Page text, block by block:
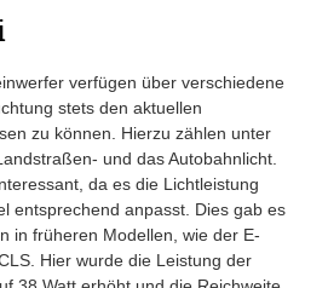
verfügen über verschiedene
stets den aktuellen
zu können. Hierzu zählen unter
und das Autobahnlicht.
da es die Lichtleistung
entsprechend anpasst. Dies gab es
in früheren Modellen, wie der E-
Hier wurde die Leistung der